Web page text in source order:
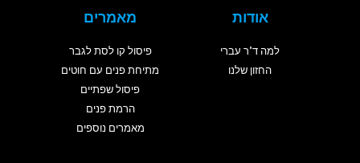
אודות
למה ד"ר עברי
החזון שלנו
מאמרים
פיסול קו לסת לגבר
מתיחת פנים עם חוטים
פיסול שפתיים
הרמת פנים
מאמרים נוספים